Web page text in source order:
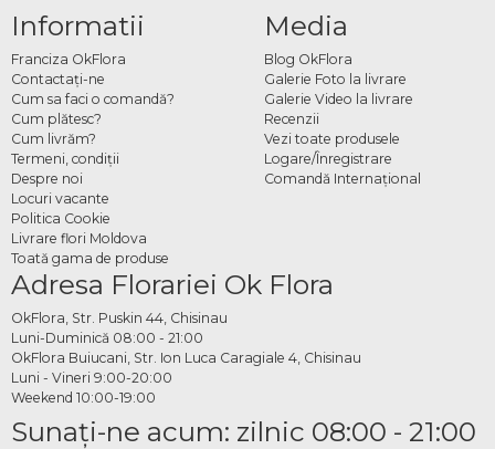
Informatii
Franciza OkFlora
Contactaţi-ne
Cum sa faci o comandă?
Cum plătesc?
Cum livrăm?
Termeni, condiţii
Despre noi
Locuri vacante
Politica Cookie
Livrare flori Moldova
Toată gama de produse
Media
Blog OkFlora
Galerie Foto la livrare
Galerie Video la livrare
Recenzii
Vezi toate produsele
Logare/Înregistrare
Comandă Internațional
Adresa Florariei Ok Flora
OkFlora, Str. Puskin 44, Chisinau
Luni-Duminică 08:00 - 21:00
OkFlora Buiucani, Str. Ion Luca Caragiale 4, Chisinau
Luni - Vineri 9:00-20:00
Weekend 10:00-19:00
Sunaţi-ne acum: zilnic 08:00 - 21:00